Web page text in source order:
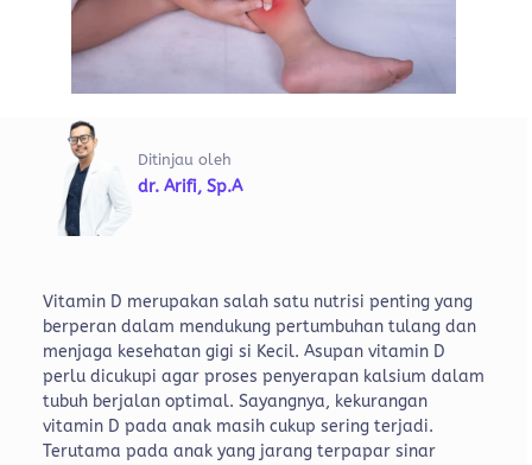
Ditinjau oleh
dr. Arifi, Sp.A
Vitamin D merupakan salah satu nutrisi penting yang
berperan dalam mendukung pertumbuhan tulang dan
menjaga kesehatan gigi si Kecil. Asupan vitamin D
perlu dicukupi agar proses penyerapan kalsium dalam
tubuh berjalan optimal. Sayangnya, kekurangan
vitamin D pada anak masih cukup sering terjadi.
Terutama pada anak yang jarang terpapar sinar